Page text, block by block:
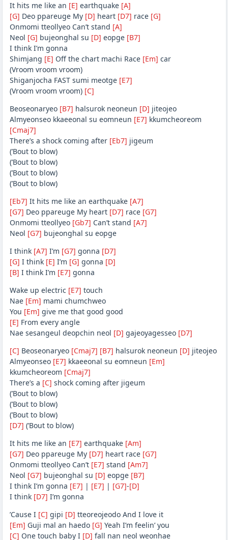
It hits me like an [E] earthquake [A]
[G] Deo ppareuge My [D] heart [D7] race [G]
Onmomi tteollyeo Can’t stand [A]
Neol [G] bujeonghal su [D] eopge [B7]
I think I’m gonna
Shimjang [E] Off the chart machi Race [Em] car
(Vroom vroom vroom)
Shiganjocha FAST sumi meotge [E7]
(Vroom vroom vroom) [C]
Beoseonaryeo [B7] halsurok neoneun [D] jiteojeo
Almyeonseo kkaeeonal su eomneun [E7] kkumcheoreom
[Cmaj7]
There’s a shock coming after [Eb7] jigeum
(’Bout to blow)
(’Bout to blow)
(’Bout to blow)
(’Bout to blow)
[Eb7] It hits me like an earthquake [A7]
[G7] Deo ppareuge My heart [D7] race [G7]
Onmomi tteollyeo [Gb7] Can’t stand [A7]
Neol [G7] bujeonghal su eopge
I think [A7] I’m [G7] gonna [D7]
[G] I think [E] I’m [G] gonna [D]
[B] I think I’m [E7] gonna
Wake up electric [E7] touch
Nae [Em] mami chumchweo
You [Em] give me that good good
[E] From every angle
Nae sesangeul deopchin neol [D] gajeoyagesseo [D7]
[C] Beoseonaryeo [Cmaj7] [B7] halsurok neoneun [D] jiteojeo
Almyeonseo [E7] kkaeeonal su eomneun [Em]
kkumcheoreom [Cmaj7]
There’s a [C] shock coming after jigeum
(’Bout to blow)
(’Bout to blow)
(’Bout to blow)
[D7] (’Bout to blow)
It hits me like an [E7] earthquake [Am]
[G7] Deo ppareuge My [D7] heart race [G7]
Onmomi tteollyeo Can’t [E7] stand [Am7]
Neol [G7] bujeonghal su [D] eopge [B7]
I think I’m gonna [E7] | [E7] | [G7]-[D]
I think [D7] I’m gonna
’Cause I [C] gipi [D] tteoreojeodo And I love it
[Em] Guji mal an haedo [G] Yeah I’m feelin’ you
[C] One touch baby I [D] fall nan neol weonhae